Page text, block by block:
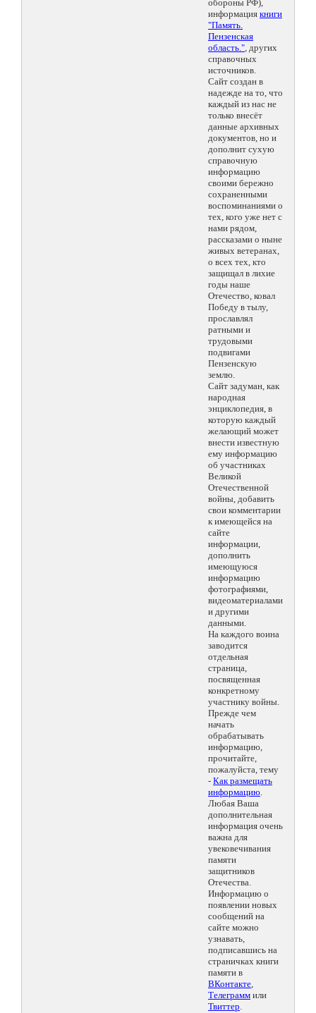
обороны РФ),
информация книги
"Память.
Пензенская
область.", других
справочных
источников.
Сайт создан в
надежде на то, что
каждый из нас не
только внесёт
данные архивных
документов, но и
дополнит сухую
справочную
информацию
своими бережно
сохраненными
воспоминаниями о
тех, кого уже нет с
нами рядом,
рассказами о ныне
живых ветеранах,
о всех тех, кто
защищал в лихие
годы наше
Отечество, ковал
Победу в тылу,
прославлял
ратными и
трудовыми
подвигами
Пензенскую
землю.
Сайт задуман, как
народная
энциклопедия, в
которую каждый
желающий может
внести известную
ему информацию
об участниках
Великой
Отечественной
войны, добавить
свои комментарии
к имеющейся на
сайте
информации,
дополнить
имеющуюся
информацию
фотографиями,
видеоматериалами
и другими
данными.
На каждого воина
заводится
отдельная
страница,
посвященная
конкретному
участнику войны.
Прежде чем
начать
обрабатывать
информацию,
прочитайте,
пожалуйста, тему
- Как размещать
информацию.
Любая Ваша
дополнительная
информация очень
важна для
увековечивания
памяти
защитников
Отечества.
Информацию о
появлении новых
сообщений на
сайте можно
узнавать,
подписавшись на
страничках книги
памяти в
ВКонтакте,
Телеграмм или
Твиттер.